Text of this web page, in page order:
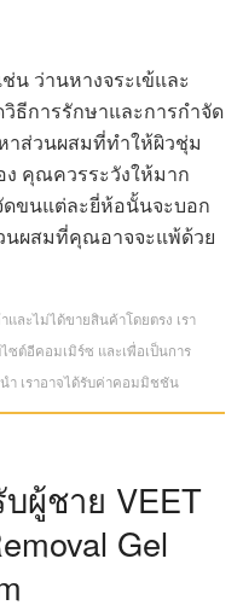
น ว่านหางจระเข้และ
ธีการรักษาและการกำจัด
าส่วนผสมที่ทำให้ผิวชุ่ม
ง คุณควรระวังให้มาก
ดขนแต่ละยี่ห้อนั้นจะบอก
นผสมที่คุณอาจจะแพ้ด้วย
และไม่ได้ขายสินค้าโดยตรง เรา
ต์อีคอมเมิร์ซ และเพื่อเป็นการ
ำ เราอาจได้รับค่าคอมมิชชัน
ผู้ชาย VEET
Gel